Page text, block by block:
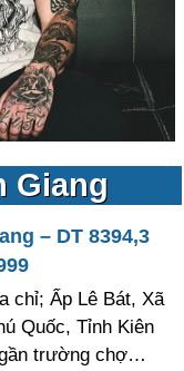
Giang
– DT 8394,3
chỉ; Ấp Lê Bát, Xã
Quốc, Tỉnh Kiên
trường chợ…